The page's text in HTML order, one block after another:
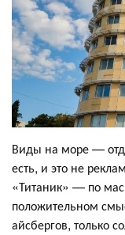
Виды на море —
есть, и это не
«Титаник» — по
положительном
айсбергов, только